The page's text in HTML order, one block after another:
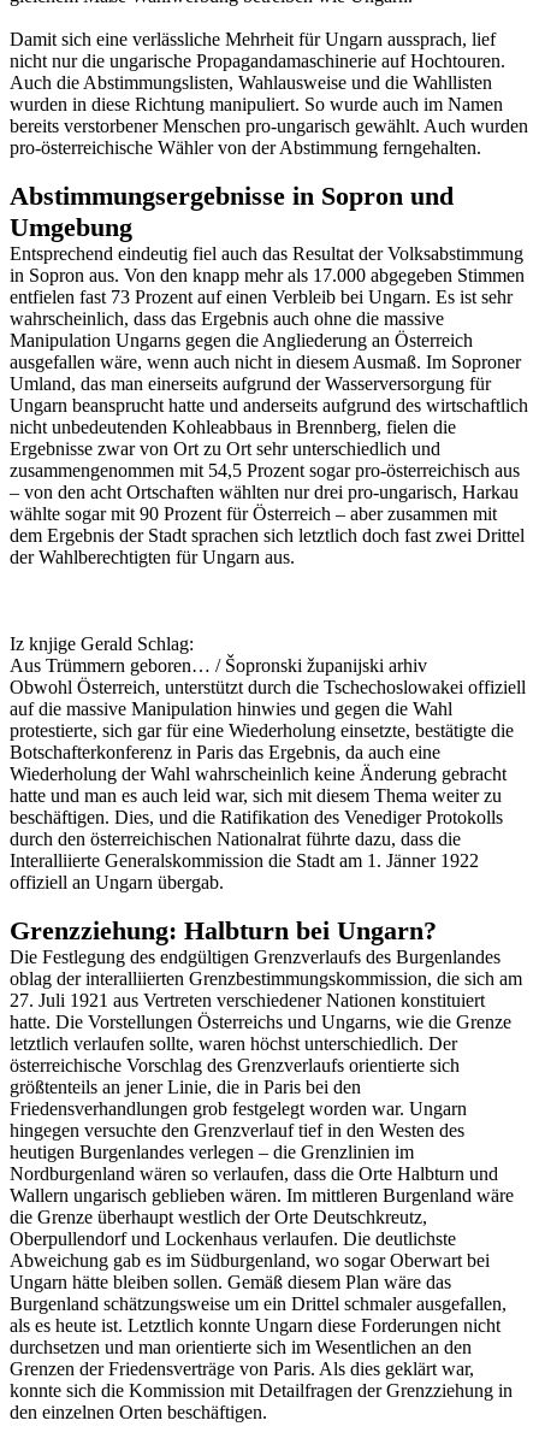
Damit sich eine verlässliche Mehrheit für Ungarn aussprach, lief
nicht nur die ungarische Propagandamaschinerie auf Hochtouren.
Auch die Abstimmungslisten, Wahlausweise und die Wahllisten
wurden in diese Richtung manipuliert. So wurde auch im Namen
bereits verstorbener Menschen pro-ungarisch gewählt. Auch wurden
pro-österreichische Wähler von der Abstimmung ferngehalten.
Abstimmungsergebnisse in Sopron und
Umgebung
Entsprechend eindeutig fiel auch das Resultat der Volksabstimmung
in Sopron aus. Von den knapp mehr als 17.000 abgegeben Stimmen
entfielen fast 73 Prozent auf einen Verbleib bei Ungarn. Es ist sehr
wahrscheinlich, dass das Ergebnis auch ohne die massive
Manipulation Ungarns gegen die Angliederung an Österreich
ausgefallen wäre, wenn auch nicht in diesem Ausmaß. Im Soproner
Umland, das man einerseits aufgrund der Wasserversorgung für
Ungarn beansprucht hatte und anderseits aufgrund des wirtschaftlich
nicht unbedeutenden Kohleabbaus in Brennberg, fielen die
Ergebnisse zwar von Ort zu Ort sehr unterschiedlich und
zusammengenommen mit 54,5 Prozent sogar pro-österreichisch aus
– von den acht Ortschaften wählten nur drei pro-ungarisch, Harkau
wählte sogar mit 90 Prozent für Österreich – aber zusammen mit
dem Ergebnis der Stadt sprachen sich letztlich doch fast zwei Drittel
der Wahlberechtigten für Ungarn aus.
Iz knjige Gerald Schlag:
Aus Trümmern geboren… / Šopronski županijski arhiv
Obwohl Österreich, unterstützt durch die Tschechoslowakei offiziell
auf die massive Manipulation hinwies und gegen die Wahl
protestierte, sich gar für eine Wiederholung einsetzte, bestätigte die
Botschafterkonferenz in Paris das Ergebnis, da auch eine
Wiederholung der Wahl wahrscheinlich keine Änderung gebracht
hatte und man es auch leid war, sich mit diesem Thema weiter zu
beschäftigen. Dies, und die Ratifikation des Venediger Protokolls
durch den österreichischen Nationalrat führte dazu, dass die
Interalliierte Generalskommission die Stadt am 1. Jänner 1922
offiziell an Ungarn übergab.
Grenzziehung: Halbturn bei Ungarn?
Die Festlegung des endgültigen Grenzverlaufs des Burgenlandes
oblag der interalliierten Grenzbestimmungskommission, die sich am
27. Juli 1921 aus Vertreten verschiedener Nationen konstituiert
hatte. Die Vorstellungen Österreichs und Ungarns, wie die Grenze
letztlich verlaufen sollte, waren höchst unterschiedlich. Der
österreichische Vorschlag des Grenzverlaufs orientierte sich
größtenteils an jener Linie, die in Paris bei den
Friedensverhandlungen grob festgelegt worden war. Ungarn
hingegen versuchte den Grenzverlauf tief in den Westen des
heutigen Burgenlandes verlegen – die Grenzlinien im
Nordburgenland wären so verlaufen, dass die Orte Halbturn und
Wallern ungarisch geblieben wären. Im mittleren Burgenland wäre
die Grenze überhaupt westlich der Orte Deutschkreutz,
Oberpullendorf und Lockenhaus verlaufen. Die deutlichste
Abweichung gab es im Südburgenland, wo sogar Oberwart bei
Ungarn hätte bleiben sollen. Gemäß diesem Plan wäre das
Burgenland schätzungsweise um ein Drittel schmaler ausgefallen,
als es heute ist. Letztlich konnte Ungarn diese Forderungen nicht
durchsetzen und man orientierte sich im Wesentlichen an den
Grenzen der Friedensverträge von Paris. Als dies geklärt war,
konnte sich die Kommission mit Detailfragen der Grenzziehung in
den einzelnen Orten beschäftigen.